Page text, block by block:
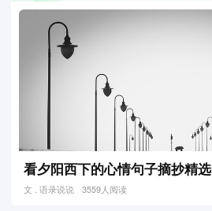
看夕阳西下的心情句子摘抄精选
文 . 语录说说 3559人阅读